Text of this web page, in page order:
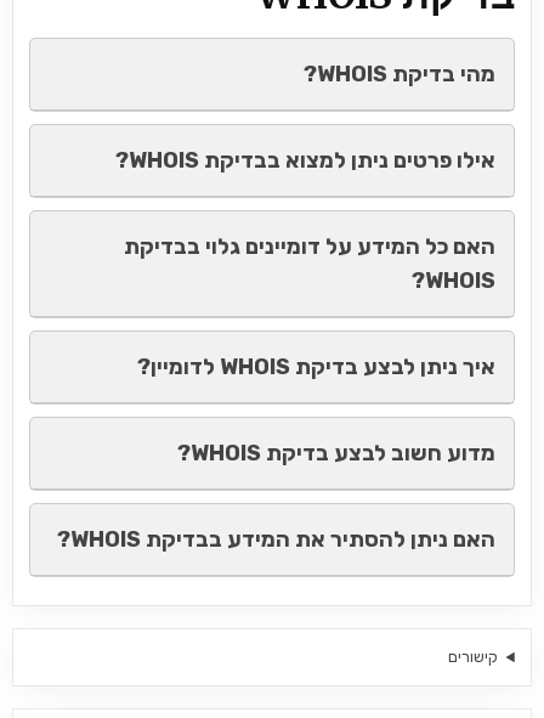
מהי בדיקת WHOIS?
אילו פרטים ניתן למצוא בבדיקת WHOIS?
האם כל המידע על דומיינים גלוי בבדיקת
WHOIS?
איך ניתן לבצע בדיקת WHOIS לדומיין?
מדוע חשוב לבצע בדיקת WHOIS?
האם ניתן להסתיר את המידע בבדיקת WHOIS?
קישורים